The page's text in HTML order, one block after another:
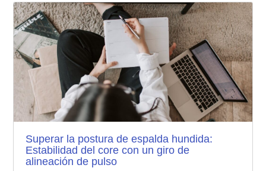
Superar la postura de espalda hundida:
Estabilidad del core con un giro de
alineación de pulso